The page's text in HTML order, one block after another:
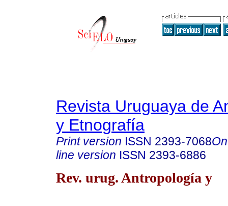
Revista Uruguaya de
y Etnografía
Print version ISSN 2393-7068
line version ISSN 2393-6886
Rev. urug. Antropología y